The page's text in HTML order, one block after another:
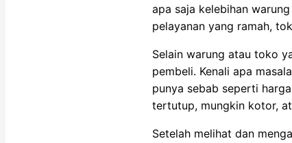
apa saja kelebihan
pelayanan yang ramah,
Selain warung atau toko
pembeli. Kenali apa
punya sebab seperti
tertutup, mungkin kotor,
Setelah melihat dan